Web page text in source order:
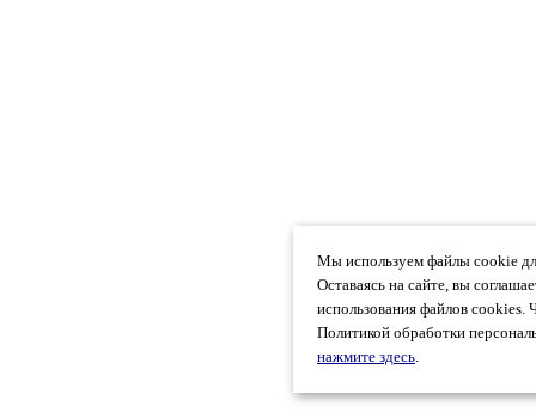
Мы используем файлы cookie
Оставаясь на сайте, вы
использования файлов cookies.
Политикой обработки
нажмите здесь.